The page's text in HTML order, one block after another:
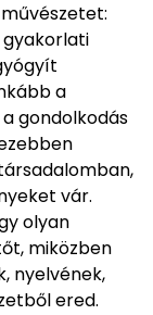
gyakorlati
a
gondolkodás
vár.
olyan
miközben
nyelvének,
ered.